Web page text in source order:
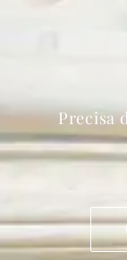
Precisa